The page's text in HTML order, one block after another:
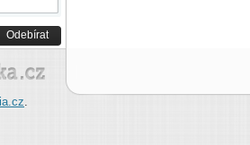
Odebírat
.